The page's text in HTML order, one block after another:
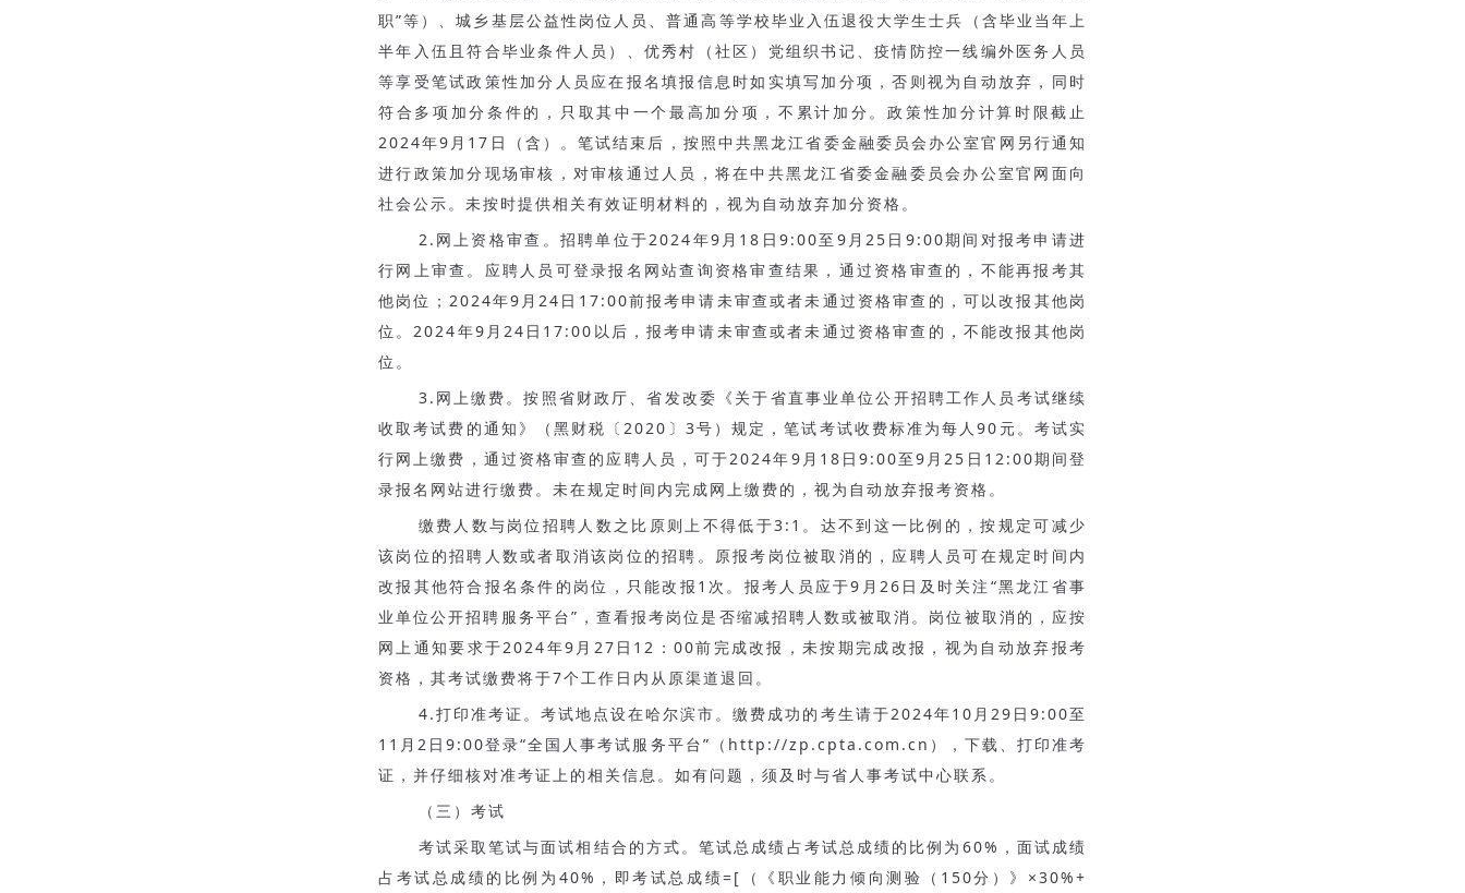
职”等）、城乡基层公益性岗位人员、普通高等学校毕业入伍退役大学生士兵（含毕业当年上
半年入伍且符合毕业条件人员）、优秀村（社区）党组织书记、疫情防控一线编外医务人员
等享受笔试政策性加分人员应在报名填报信息时如实填写加分项，否则视为自动放弃，同时
符合多项加分条件的，只取其中一个最高加分项，不累计加分。政策性加分计算时限截止
2024年9月17日（含）。笔试结束后，按照中共黑龙江省委金融委员会办公室官网另行通知
进行政策加分现场审核，对审核通过人员，将在中共黑龙江省委金融委员会办公室官网面向
社会公示。未按时提供相关有效证明材料的，视为自动放弃加分资格。
2.网上资格审查。招聘单位于2024年9月18日9:00至9月25日9:00期间对报考申请进
行网上审查。应聘人员可登录报名网站查询资格审查结果，通过资格审查的，不能再报考其
他岗位；2024年9月24日17:00前报考申请未审查或者未通过资格审查的，可以改报其他岗
位。2024年9月24日17:00以后，报考申请未审查或者未通过资格审查的，不能改报其他岗
位。
3.网上缴费。按照省财政厅、省发改委《关于省直事业单位公开招聘工作人员考试继续
收取考试费的通知》（黑财税〔2020〕3号）规定，笔试考试收费标准为每人90元。考试实
行网上缴费，通过资格审查的应聘人员，可于2024年9月18日9:00至9月25日12:00期间登
录报名网站进行缴费。未在规定时间内完成网上缴费的，视为自动放弃报考资格。
缴费人数与岗位招聘人数之比原则上不得低于3:1。达不到这一比例的，按规定可减少
该岗位的招聘人数或者取消该岗位的招聘。原报考岗位被取消的，应聘人员可在规定时间内
改报其他符合报名条件的岗位，只能改报1次。报考人员应于9月26日及时关注“黑龙江省事
业单位公开招聘服务平台”，查看报考岗位是否缩减招聘人数或被取消。岗位被取消的，应按
网上通知要求于2024年9月27日12：00前完成改报，未按期完成改报，视为自动放弃报考
资格，其考试缴费将于7个工作日内从原渠道退回。
4.打印准考证。考试地点设在哈尔滨市。缴费成功的考生请于2024年10月29日9:00至
11月2日9:00登录“全国人事考试服务平台”（http://zp.cpta.com.cn），下载、打印准考
证，并仔细核对准考证上的相关信息。如有问题，须及时与省人事考试中心联系。
（三）考试
考试采取笔试与面试相结合的方式。笔试总成绩占考试总成绩的比例为60%，面试成绩
占考试总成绩的比例为40%，即考试总成绩=[（《职业能力倾向测验（150分）》×30%+